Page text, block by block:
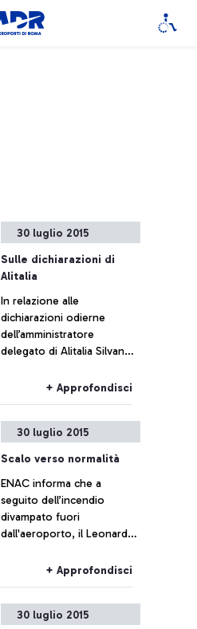
30 luglio 2015
Sulle dichiarazioni di
Alitalia
In relazione alle
dichiarazioni odierne
dell’amministratore
delegato di Alitalia Silvano
non intende commentare le
cifre fornite da Alitalia
+ Approfondisci
30 luglio 2015
Scalo verso normalità
ENAC informa che a
seguito dell’incendio
divampato fuori
dall'aeroporto, il Leonardo
normalità+ Approfondisci
30 luglio 2015